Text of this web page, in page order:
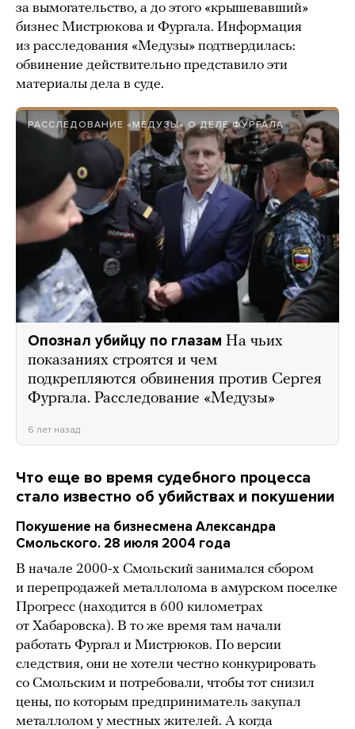
за вымогательство, а до этого «крышевавший»
бизнес Мистрюкова и Фургала. Информация
из расследования «Медузы» подтвердилась:
обвинение действительно представило эти
материалы дела в суде.
РАССЛЕДОВАНИЕ «МЕДУЗЫ» О ДЕЛЕ ФУРГАЛА
Опознал убийцу по глазам На чьих
показаниях строятся и чем
подкрепляются обвинения против Сергея
Фургала. Расследование «Медузы»
6 лет назад
Что еще во время судебного процесса
стало известно об убийствах и покушении
Покушение на бизнесмена Александра
Смольского. 28 июля 2004 года
В начале 2000-х Смольский занимался сбором
и перепродажей металлолома в амурском поселке
Прогресс (находится в 600 километрах
от Хабаровска). В то же время там начали
работать Фургал и Мистрюков. По версии
следствия, они не хотели честно конкурировать
со Смольским и потребовали, чтобы тот снизил
цены, по которым предприниматель закупал
металлолом у местных жителей. А когда